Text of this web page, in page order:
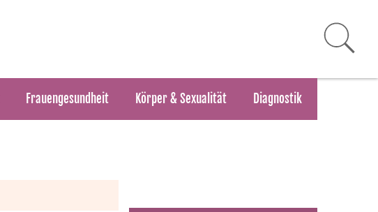
Frauengesundheit Körper & Sexualität Diagnostik